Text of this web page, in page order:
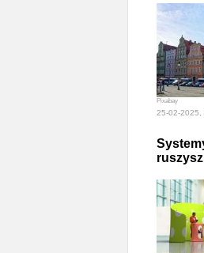
Pixabay
25-02-2025,